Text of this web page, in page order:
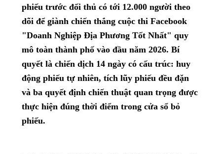
phiếu trước đối thủ có tới 12.000 người theo
dõi để giành chiến thắng cuộc thi Facebook
"Doanh Nghiệp Địa Phương Tốt Nhất" quy
mô toàn thành phố vào đầu năm 2026. Bí
quyết là chiến dịch 14 ngày có cấu trúc: huy
động phiếu tự nhiên, tích lũy phiếu đều đặn
và ba quyết định chiến thuật quan trọng được
thực hiện đúng thời điểm trong cửa sổ bỏ
phiếu.